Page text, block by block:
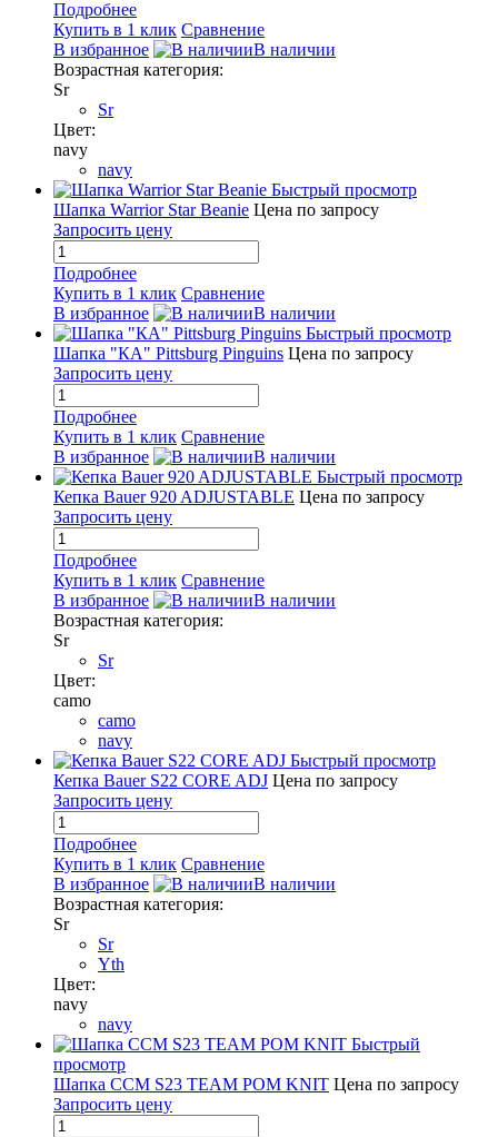
Подробнее
Купить в 1 клик Сравнение
В избранное
В наличии
Возрастная категория:
Sr
Sr
Цвет:
navy
navy
Быстрый просмотр
Шапка Warrior Star Beanie Цена по запросу
Запросить цену
Подробнее
Купить в 1 клик Сравнение
В избранное
В наличии
Быстрый просмотр
Шапка "КА" Pittsburg Pinguins Цена по запросу
Запросить цену
Подробнее
Купить в 1 клик Сравнение
В избранное
В наличии
Быстрый просмотр
Кепка Bauer 920 ADJUSTABLE Цена по запросу
Запросить цену
Подробнее
Купить в 1 клик Сравнение
В избранное
В наличии
Возрастная категория:
Sr
Sr
Цвет:
camo
camo
navy
Быстрый просмотр
Кепка Bauer S22 CORE ADJ Цена по запросу
Запросить цену
Подробнее
Купить в 1 клик Сравнение
В избранное
В наличии
Возрастная категория:
Sr
Sr
Yth
Цвет:
navy
navy
Быстрый
просмотр
Шапка CCM S23 TEAM POM KNIT Цена по запросу
Запросить цену